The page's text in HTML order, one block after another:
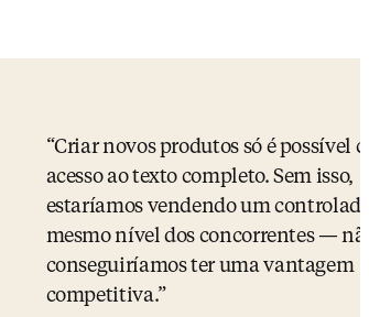
Criar novos produtos só é possível
acesso ao texto completo. Sem isso,
estaríamos vendendo um
mesmo nível dos concorrentes —
conseguiríamos ter uma vantagem
competitiva.